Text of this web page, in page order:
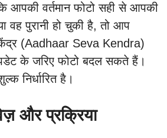
आपकी वर्तमान फोटो सही से आपकी
वह पुरानी हो चुकी है, तो आप
(Aadhaar Seva Kendra)
के जरिए फोटो बदल सकते हैं।
निर्धारित है।
और प्रक्रिया